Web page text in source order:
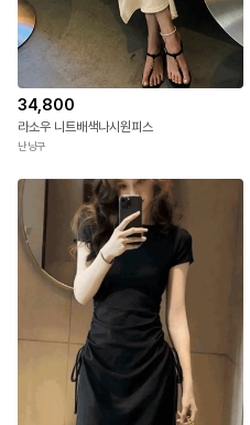
34,800
라소우 니트배색나시원피스
난닝구